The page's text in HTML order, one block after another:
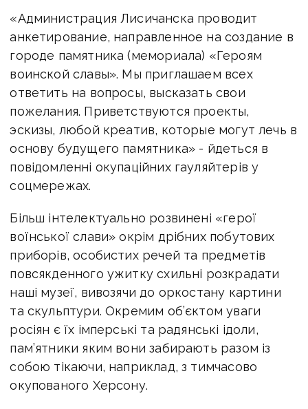
«Администрация Лисичанска проводит
анкетирование, направленное на создание в
городе памятника (мемориала) «Героям
воинской славы». Мы приглашаем всех
ответить на вопросы, высказать свои
пожелания. Приветствуются проекты,
эскизы, любой креатив, которые могут лечь в
основу будущего памятника» - йдеться в
повідомленні окупаційних гауляйтерів у
соцмережах.
Більш інтелектуально розвинені «герої
воїнської слави» окрім дрібних побутових
приборів, особистих речей та предметів
повсякденного ужитку схильні розкрадати
наші музеї, вивозячи до оркостану картини
та скульптури. Окремим об’єктом уваги
росіян є їх імперські та радянські ідоли,
пам’ятники яким вони забирають разом із
собою тікаючи, наприклад, з тимчасово
окупованого Херсону.